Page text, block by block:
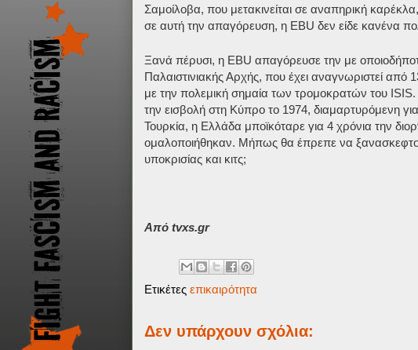
Σαμοίλοβα, που μετακινείται σε αναπηρική
σε αυτή την απαγόρευση, η EBU δεν είδε κανένα
Ξανά πέρυσι, η EBU απαγόρευσε την με
Παλαιστινιακής Αρχής, που έχει αναγνωριστεί
με την πολεμική σημαία των τρομοκρατών του
την εισβολή στη Κύπρο το 1974, διαμαρτυρόμενη
Τουρκία, η Ελλάδα μποϊκόταρε για 4 χρόνια την
ομαλοποιήθηκαν. Μήπως θα έπρεπε να
υποκρισίας και κιτς;
Από tvxs.gr
Ετικέτες επικαιρότητα
Δεν υπάρχουν σχόλια: